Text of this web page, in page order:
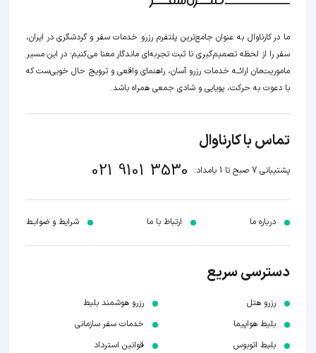
ما در کارناوال به عنوان جامع‌ترین پلتفرم رزرو خدمات سفر و گردشگری در ایران،
سفر را از لحظه‌ تصمیم‌گیری تا ثبت تجربه‌ای ماندگار معنا می‌کنیم؛ در این مسیر‍
ماموریت‌مان اراﺋــﻪ خدمات رزرو آسان، راهنمای واقعی و ترویج حال خوبی‌ست که
با دعوت به حرکت، پویایی و شادی جمعی همراه باشد.
تماس با کارناوال
پشتیبانی 7 صبح تا 1 بامداد: 021 9101 3530
درباره ما ارتباط با ما شرایط و ضوابـط
دسترسی سریع
رزرو هتل
بلیط هواپیما
بلیط اتوبوس
رزرو هوشمند بلیط
خدمات سفر سازمانی
قوانین استرداد